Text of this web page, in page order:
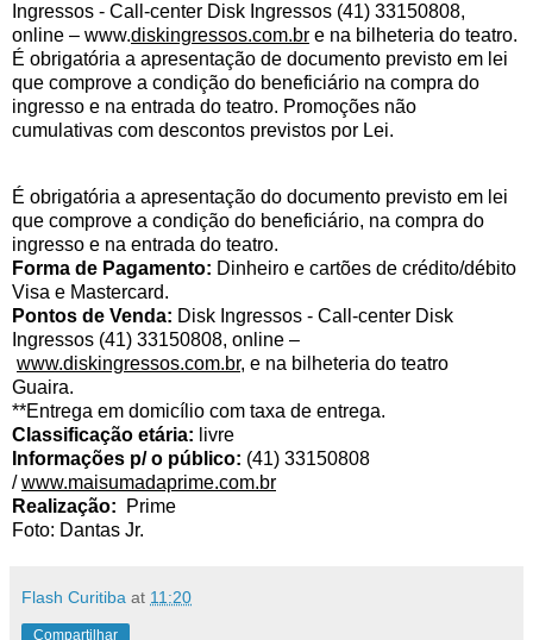
Ingressos - Call-center Disk Ingressos (41) 33150808,
online – www.diskingressos.com.br e na bilheteria do teatro.
É obrigatória a apresentação de documento previsto em lei
que comprove a condição do beneficiário na compra do
ingresso e na entrada do teatro. Promoções não
cumulativas com descontos previstos por Lei.
É obrigatória a apresentação do documento previsto em lei
que comprove a condição do beneficiário, na compra do
ingresso e na entrada do teatro.
Forma de Pagamento: Dinheiro e cartões de crédito/débito
Visa e Mastercard.
Pontos de Venda: Disk Ingressos - Call-center Disk
Ingressos (41) 33150808, online –
www.diskingressos.com.br, e na bilheteria do teatro
Guaira.
**Entrega em domicílio com taxa de entrega.
Classificação etária: livre
Informações p/ o público: (41) 33150808
/www.maisumadaprime.com.br
Realização: Prime
Foto: Dantas Jr.
Flash Curitiba at 11:20
Compartilhar